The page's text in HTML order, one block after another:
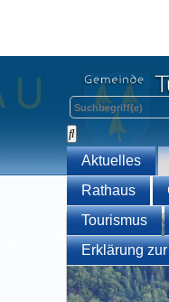
Aktuelles
Rathaus
Tourismus
Erklärung